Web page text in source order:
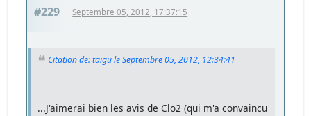
#229 Septembre 05, 2012, 17:37:15
Citation de: taigu le Septembre 05, 2012, 12:34:41
...J'aimerai bien les avis de Clo2 (qui m'a convaincu